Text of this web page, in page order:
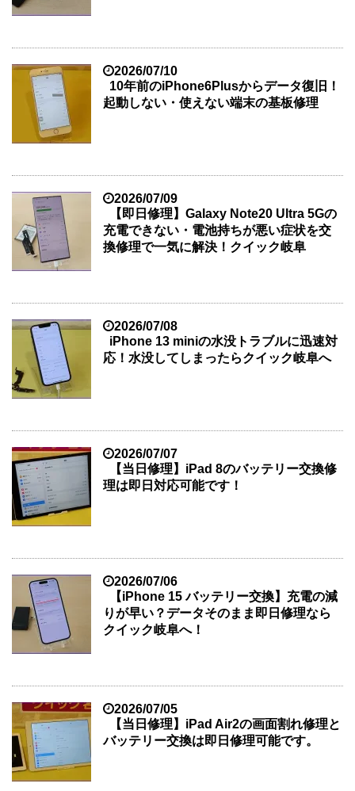
2026/07/10
10年前のiPhone6Plusからデータ復旧！
起動しない・使えない端末の基板修理
2026/07/09
【即日修理】Galaxy Note20 Ultra 5Gの
充電できない・電池持ちが悪い症状を交
換修理で一気に解決！クイック岐阜
2026/07/08
iPhone 13 miniの水没トラブルに迅速対
応！水没してしまったらクイック岐阜へ
2026/07/07
【当日修理】iPad 8のバッテリー交換修
理は即日対応可能です！
2026/07/06
【iPhone 15 バッテリー交換】充電の減
りが早い？データそのまま即日修理なら
クイック岐阜へ！
2026/07/05
【当日修理】iPad Air2の画面割れ修理と
バッテリー交換は即日修理可能です。